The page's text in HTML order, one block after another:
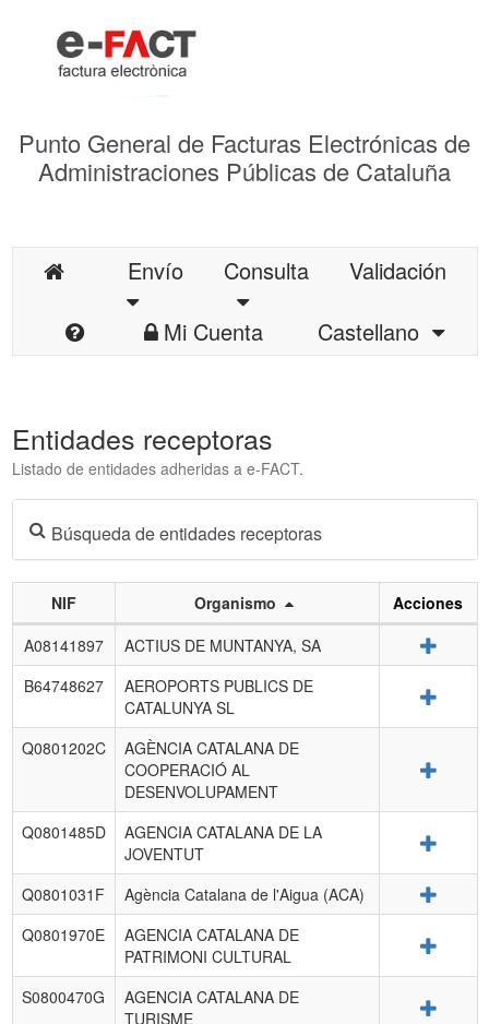
Punto General de Facturas Electrónicas de
Administraciones Públicas de Cataluña
Envío Consulta
Validación
Mi Cuenta
Castellano
Entidades receptoras
Listado de entidades adheridas a e-FACT.
Búsqueda de entidades receptoras
Listado
de
entidades
NIF Organismo
Acciones
A08141897
ACTIUS DE MUNTANYA, SA
B64748627
AEROPORTS PUBLICS DE
CATALUNYA SL
Q0801202C
AGÈNCIA CATALANA DE
COOPERACIÓ AL
DESENVOLUPAMENT
Q0801485D
AGENCIA CATALANA DE LA
JOVENTUT
Q0801031F Agència Catalana de l'Aigua (ACA)
Q0801970E
AGENCIA CATALANA DE
PATRIMONI CULTURAL
S0800470G
AGENCIA CATALANA DE
TURISME